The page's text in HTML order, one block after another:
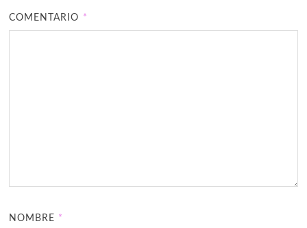
COMENTARIO *
NOMBRE *